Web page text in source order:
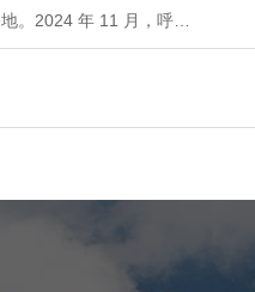
。2024 年 11 月，呼…